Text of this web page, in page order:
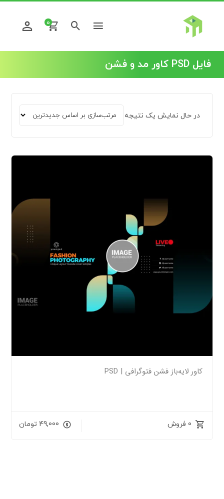
0
فایل PSD کاور مد و فشن
در حال نمایش یک نتیجه
کاور لایه‌باز فشن فتوگرافی | PSD
0 فروش 49,000 تومان